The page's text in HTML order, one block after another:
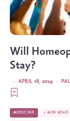
Will
Stay?
·
APRIL 18, 2024
·
MEDICINE 1 MIN READ